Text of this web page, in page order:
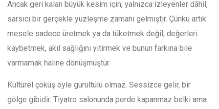
Ancak geri kalan büyük kesim için, yalnızca izleyenler dâhil,
sarsıcı bir gerçekle yüzleşme zamanı gelmiştir. Çünkü artık
mesele sadece üretmek ya da tüketmek değil; değerleri
kaybetmek, akıl sağlığını yitirmek ve bunun farkına bile
varmamak haline dönüşmüştür.
Kültürel çöküş öyle gürültülü olmaz. Sessizce gelir, bir
gölge gibidir. Tiyatro salonunda perde kapanmaz belki ama